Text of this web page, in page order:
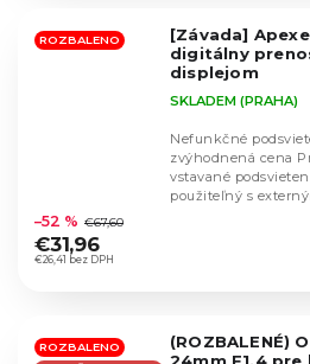
hviezdičiek.
ROZBALENO
[Závada]
digitálny
displejom
hodnotenie
produktu
je
hviezdičiek.
SKLADEM (PRAHA)
€26,41 bez DPH
–52 % €67,60
€31,96
Nefunkčné
zvýhodnená cena
vstavané
použiteľný s
ROZBALENO
(ROZBALENÉ)